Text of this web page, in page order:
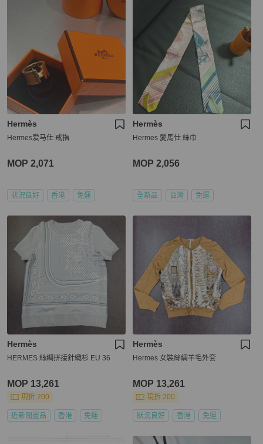
Hermès
Hermes爱马仕 戒指
MOP 2,071
狀況良好 香港 免運
Hermès
Hermes 愛馬仕 絲巾
MOP 2,056
全新品 台灣 免運
Hermès
HERMES 絲綢拼接針織衫 EU 36
MOP 13,261
現折 200
近新閒置品 香港 免運
Hermès
Hermes 女裝絲綢羊毛外套
MOP 13,261
現折 200
狀況良好 香港 免運